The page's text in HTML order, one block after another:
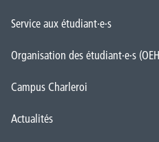
Service aux étudiant·e·s
Organisation des étudiant·e·s
Campus Charleroi
Actualités